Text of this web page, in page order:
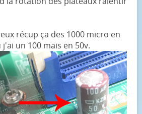
récup ça des 1000 micro en
un 100 mais en 50v.